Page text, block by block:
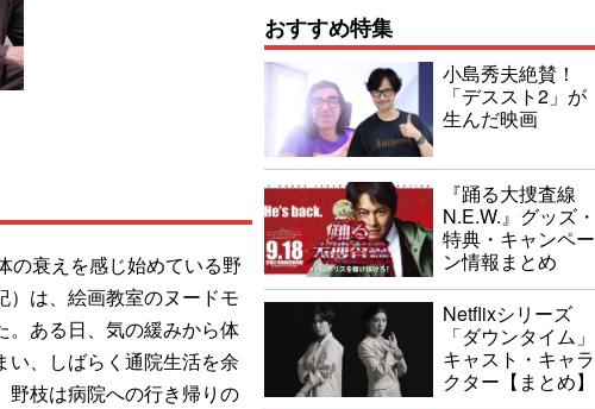
の衰えを感じ始めている野
）は、絵画教室のヌードモ
。ある日、気の緩みから体
い、しばらく通院生活を余
野枝は病院への行き帰りの
おすすめ特集
小島秀夫絶賛！
「デススト2」が
生んだ映画
『踊る大捜査線
N.E.W.』グッズ・
特典・キャンペー
ン情報まとめ
Netflixシリーズ
「ダウンタイム」
キャスト・キャラ
クター【まとめ】